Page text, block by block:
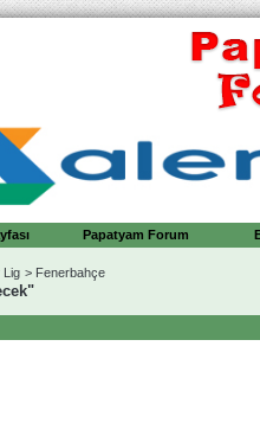
Papatyam Forum
Lig > Fenerbahçe